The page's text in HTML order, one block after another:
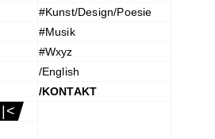
#Kunst/Design/Poesie
#Musik
#Wxyz
/English
/KONTAKT